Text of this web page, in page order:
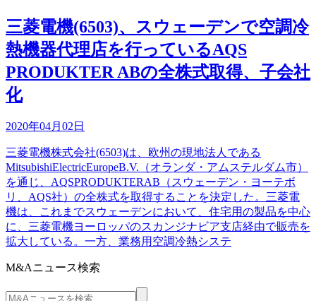
三菱電機(6503)、スウェーデンで空調冷
熱機器代理店を行っているAQS
PRODUKTER ABの全株式取得、子会社
化
2020年04月02日
三菱電機株式会社(6503)は、欧州の現地法人である
MitsubishiElectricEuropeB.V.（オランダ・アムステルダム市）
を通じ、AQSPRODUKTERAB（スウェーデン・ヨーテボ
リ、AQS社）の全株式を取得することを決定した。三菱電
機は、これまでスウェーデンにおいて、住宅用の製品を中心
に、三菱電機ヨーロッパのスカンジナビア支店経由で販売を
拡大している。一方、業務用空調冷熱システ
M&Aニュース検索